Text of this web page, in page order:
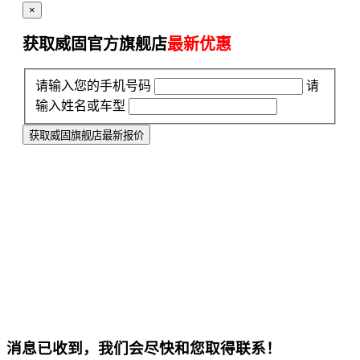
×
获取威固官方旗舰店最新优惠
请输入您的手机号码
请
输入姓名或车型
获取威固旗舰店最新报价
消息已收到，我们会尽快和您取得联系！